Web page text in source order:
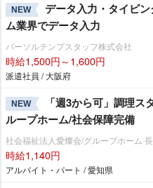
NEW
データ入力・タイピ
ム業界でデータ入力
パーソルテンプスタッフ株式会社
時給1,500円～1,600円
派遣社員 / 大阪府
NEW
「週3から可」調理
ループホーム/社会保障完備
社会福祉法人愛燦会/グループホーム
時給1,140円
アルバイト・パート / 愛知県